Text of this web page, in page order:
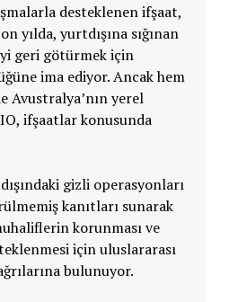
desteklenen ifşaat,
yılda, yurtdışına sığınan
geri götürmek için
ima ediyor. Ancak hem
Avustralya’nın yerel
ifşaatlar konusunda
gizli operasyonları
kanıtları sunarak
korunması ve
için uluslararası
bulunuyor.